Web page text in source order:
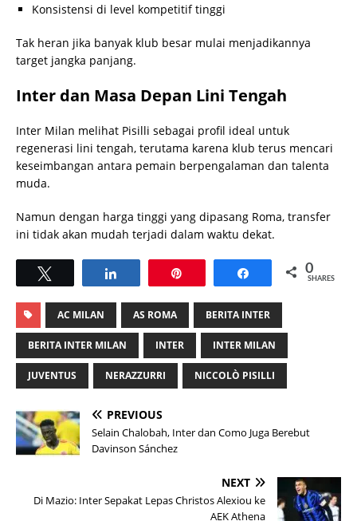
Konsistensi di level kompetitif tinggi
Tak heran jika banyak klub besar mulai menjadikannya
target jangka panjang.
Inter dan Masa Depan Lini Tengah
Inter Milan melihat Pisilli sebagai profil ideal untuk
regenerasi lini tengah, terutama karena klub terus mencari
keseimbangan antara pemain berpengalaman dan talenta
muda.
Namun dengan harga tinggi yang dipasang Roma, transfer
ini tidak akan mudah terjadi dalam waktu dekat.
Share 0
SHARES
AC MILAN AS ROMA BERITA INTER
BERITA INTER MILAN INTER INTER MILAN
JUVENTUS NERAZZURRI NICCOLÒ PISILLI
PREVIOUS
Selain Chalobah, Inter dan Como Juga Berebut
Davinson Sánchez
NEXT
Di Mazio: Inter Sepakat Lepas Christos Alexiou ke
AEK Athena